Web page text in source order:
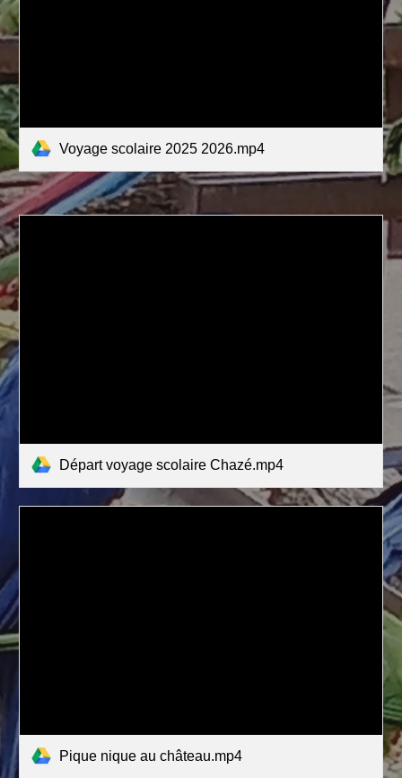
Voyage scolaire 2025 2026.mp4
Départ voyage scolaire Chazé.mp4
Pique nique au château.mp4